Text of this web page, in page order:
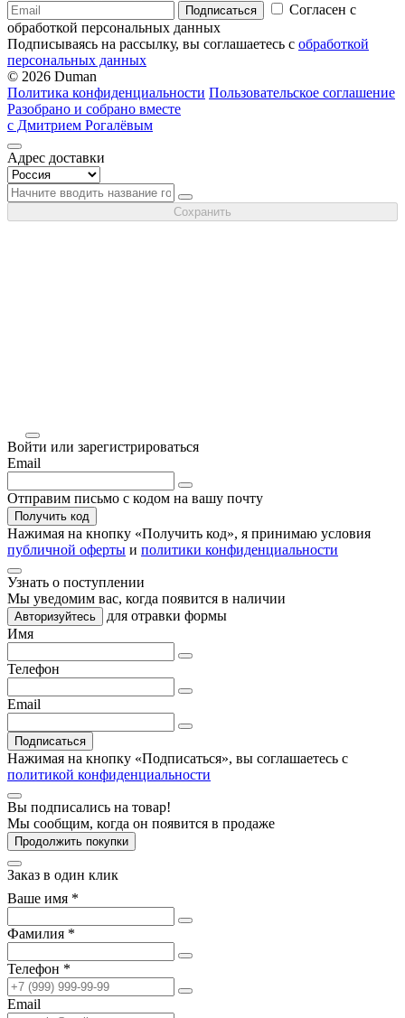
Подписаться
Согласен с
обработкой персональных данных
Подписываясь на рассылку, вы соглашаетесь с обработкой
персональных данных
© 2026 Duman
Политика конфиденциальности Пользовательское соглашение
Разобрано и собрано вместе
с Дмитрием Рогалёвым
Адрес доставки
Сохранить
Войти или зарегистрироваться
Email
Отправим письмо с кодом на вашу почту
Получить код
Нажимая на кнопку «Получить код», я принимаю условия
публичной оферты и политики конфиденциальности
Узнать о поступлении
Мы уведомим вас, когда появится в наличии
Авторизуйтесь
для отравки формы
Имя
Телефон
Email
Подписаться
Нажимая на кнопку «Подписаться», вы соглашаетесь с
политикой конфиденциальности
Вы подписались на товар!
Мы сообщим, когда он появится в продаже
Продолжить покупки
Заказ в один клик
Ваше имя *
Фамилия *
Телефон *
Email